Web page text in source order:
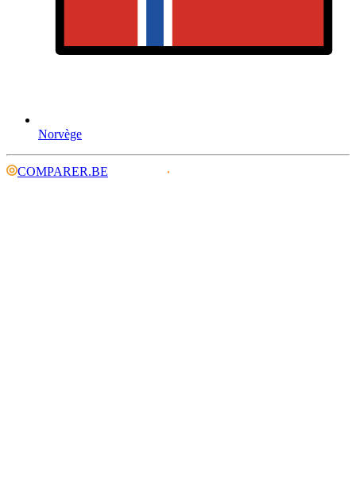
Norvège
COMPARER.BE